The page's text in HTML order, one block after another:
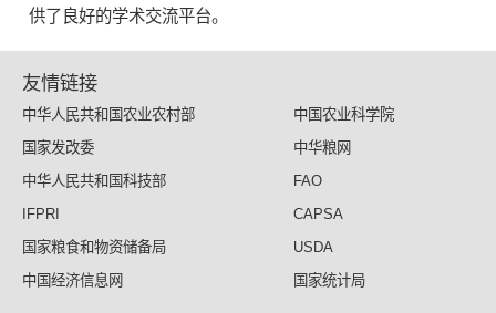
供了良好的学术交流平台。
友情链接
中华人民共和国农业农村部
中国农业科学院
国家发改委
中华粮网
中华人民共和国科技部
FAO
IFPRI
CAPSA
国家粮食和物资储备局
USDA
中国经济信息网
国家统计局